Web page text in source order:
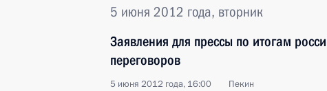
5 июня 2012 года, вторник
Заявления для прессы по итогам
переговоров
5 июня 2012 года, 16:00 Пекин